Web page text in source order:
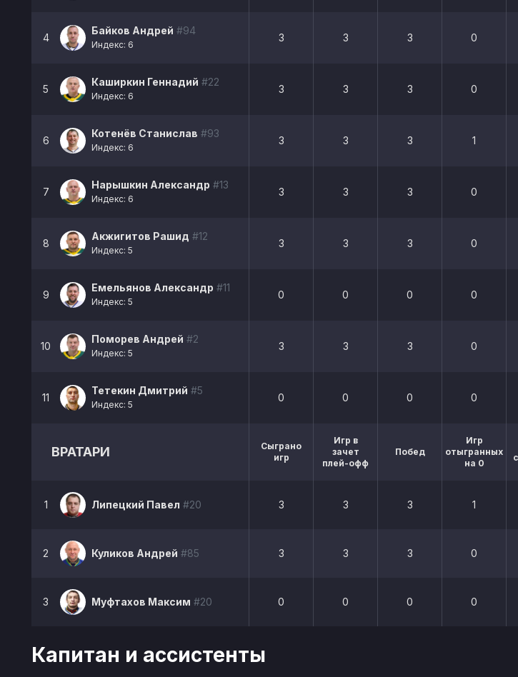
4
Байков Андрей #94
Индекс: 6
3 3 3 0
5
Каширкин Геннадий #22
Индекс: 6
3 3 3 0
6
Котенёв Станислав #93
Индекс: 6
3 3 3 1
7
Нарышкин Александр #13
Индекс: 6
3 3 3 0
8
Акжигитов Рашид #12
Индекс: 5
3 3 3 0
9
Емельянов Александр #11
Индекс: 5
0 0 0 0
10
Поморев Андрей #2
Индекс: 5
3 3 3 0
11
Тетекин Дмитрий #5
Индекс: 5
0 0 0 0
ВРАТАРИ
Сыграно
игр
Игр в
зачет
плей-офф
Побед
Игр
отыгранных
на 0
1 Липецкий Павел #20 3 3 3 1
2 Куликов Андрей #85 3 3 3 0
3 Муфтахов Максим #20 0 0 0 0
Капитан и ассистенты